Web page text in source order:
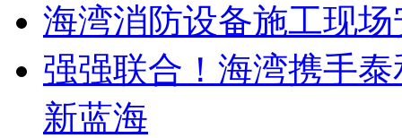
海湾消防设备施工现
强强联合！海湾携手
新蓝海